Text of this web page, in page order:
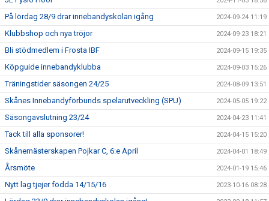
På lördag 28/9 drar innebandyskolan igång 2024-09-24 11:19
Klubbshop och nya tröjor 2024-09-23 18:21
Bli stödmedlem i Frosta IBF 2024-09-15 19:35
Köpguide innebandyklubba 2024-09-03 15:26
Träningstider säsongen 24/25 2024-08-09 13:51
Skånes Innebandyförbunds spelarutveckling (SPU) 2024-05-05 19:22
Säsongavslutning 23/24 2024-04-23 11:41
Tack till alla sponsorer! 2024-04-15 15:20
Skånemästerskapen Pojkar C, 6:e April 2024-04-01 18:49
Årsmöte 2024-01-19 15:46
Nytt lag tjejer födda 14/15/16 2023-10-16 08:28